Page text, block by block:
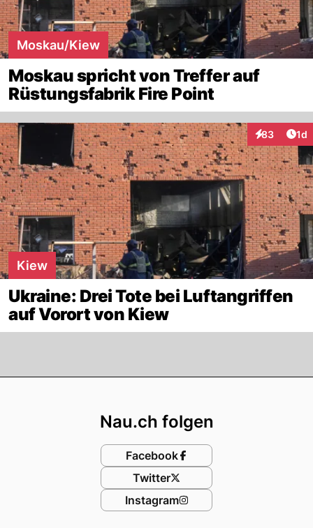
Moskau/Kiew
Moskau spricht von Treffer auf
Rüstungsfabrik Fire Point
83
Interaktionen
1d
Kiew
Ukraine: Drei Tote bei Luftangriffen
auf Vorort von Kiew
Nau.ch folgen
Facebook
Twitter
Instagram